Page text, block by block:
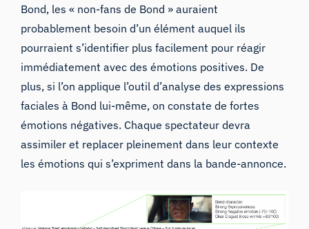
Bond, les « non-fans de Bond » auraient
probablement besoin d’un élément auquel ils
pourraient s’identifier plus facilement pour réagir
immédiatement avec des émotions positives. De
plus, si l’on applique l’outild’analyse des expressions
faciales à Bond lui-même, on constate de fortes
émotions négatives. Chaque spectateur devra
assimiler et replacer pleinement dans leur contexte
les émotions qui s’expriment dans la bande-annonce.